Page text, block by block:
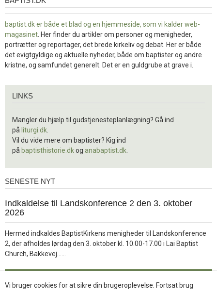
baptist.dk er både et blad og en hjemmeside, som vi kalder web-
magasinet . Her finder du artikler om personer og menigheder,
portrætter og reportager, det brede kirkeliv og debat. Her er både
det evigtgyldige og aktuelle nyheder, både om baptister og andre
kristne, og samfundet generelt. Det er en guldgrube at grave i.
LINKS
Mangler du hjælp til gudstjenesteplanlægning? Gå ind
på liturgi.dk
Vil du vide mere om baptister? Kig ind
på baptisthistorie.dkog anabaptist.dk
Seneste
SENESTE NYT
jul.
Indkaldelse til Landskonference 2 den 3. oktober
2026
Hermed indkaldes BaptistKirkens menigheder til Landskonference
2, der afholdes lørdag den 3. oktober kl. 10.00-17.00 i Lai Baptist
Church, Bakkevej……
Læs mere
Vi bruger cookies for at sikre din brugeroplevelse. Fortsat brug